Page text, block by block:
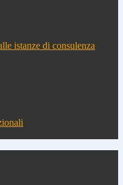
istanze di consulenza